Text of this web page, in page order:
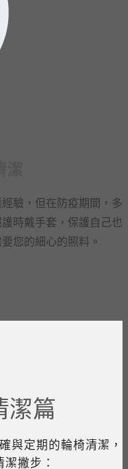
驗，但在防疫期間，多
時戴手套，保護自己也
您的細心的照料。
潔篇
與定期的輪椅清潔，
撇步：